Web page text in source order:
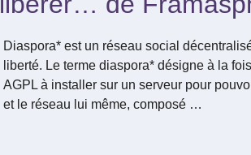
Diaspora* est un réseau social
liberté. Le terme diaspora* désigne à la
AGPL à installer sur un serveur pour
et le réseau lui même, composé …